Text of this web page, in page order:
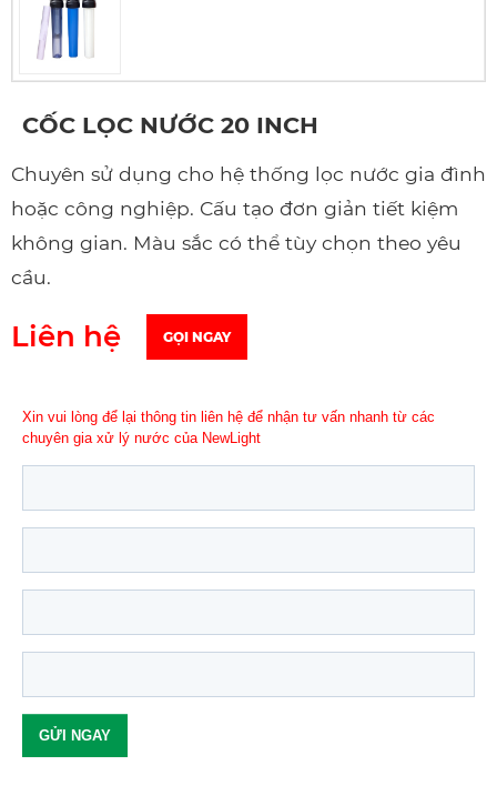
CỐC LỌC NƯỚC 20 INCH
Chuyên sử dụng cho hệ thống lọc nước gia đình
hoặc công nghiệp. Cấu tạo đơn giản tiết kiệm
không gian. Màu sắc có thể tùy chọn theo yêu
cầu.
Liên hệ GỌI NGAY
Xin vui lòng để lại thông tin liên hệ để nhận tư vấn nhanh từ các
chuyên gia xử lý nước của NewLight